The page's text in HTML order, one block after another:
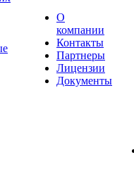
О
компании
Контакты
Партнеры
Лицензии
Документы